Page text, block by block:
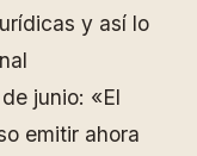
y así lo
junio: «El
emitir ahora